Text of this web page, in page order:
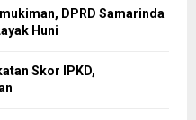
DPRD Samarinda
Huni
Skor IPKD,